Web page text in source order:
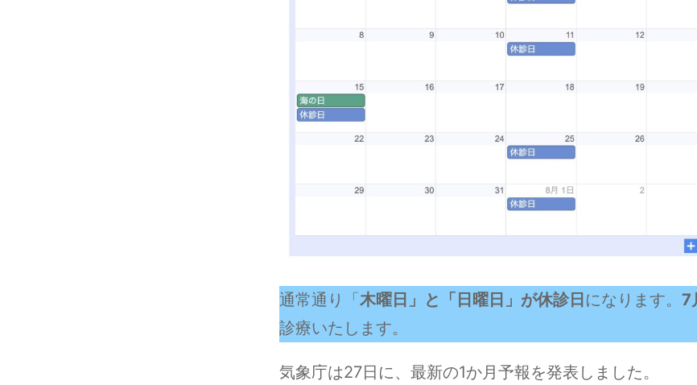
通常通り「木曜日」と「日曜日」が休診日 になります。 7
診療いたします。
気象庁は27日に、最新の1か月予報を発表しました。